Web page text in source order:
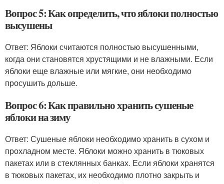
Вопрос 5: Как определить, что яблоки полностью
высушены
Ответ: Яблоки считаются полностью высушенными,
когда они становятся хрустящими и не влажными. Если
яблоки еще влажные или мягкие, они необходимо
просушить дольше.
Вопрос 6: Как правильно хранить сушеные
яблоки на зиму
Ответ: Сушеные яблоки необходимо хранить в сухом и
прохладном месте. Яблоки можно хранить в тюковых
пакетах или в стеклянных банках. Если яблоки хранятся
в тюковых пакетах, их необходимо плотно закрыть и